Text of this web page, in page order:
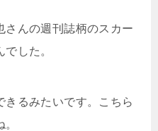
さんの週刊誌柄のスカー
した。
るみたいです。こちら